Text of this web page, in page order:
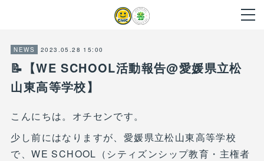
NEWS 2023.05.28 15:00
📝【WE SCHOOL活動報告@愛媛県立松
山東高等学校】
こんにちは。オチセンです。
少し前にはなりますが、愛媛県立松山東高等学校
で、WE SCHOOL（シティズンシップ教育・主権者